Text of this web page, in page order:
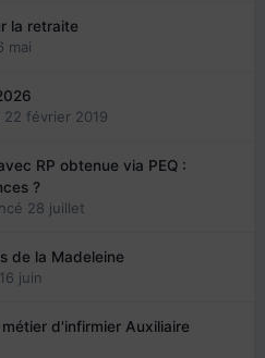
la retraite
mai
22 février 2019
RP obtenue via PEQ :
?
28 juillet
de la Madeleine
16 juin
d'infirmier Auxiliaire